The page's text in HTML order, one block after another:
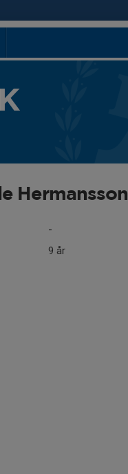
Hermansson
-
9 år